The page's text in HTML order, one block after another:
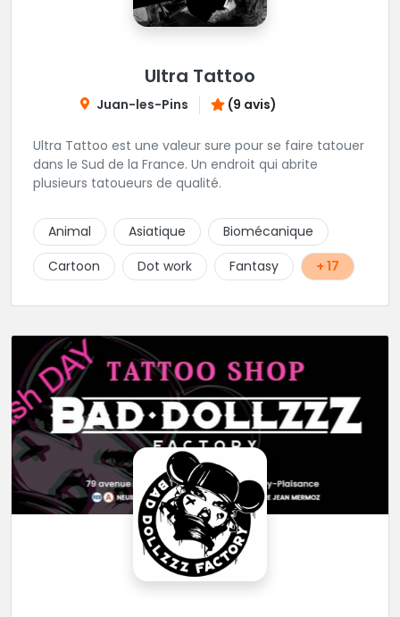
Ultra Tattoo
Juan-les-Pins (9 avis)
Ultra Tattoo est une valeur sure pour se faire tatouer
dans le Sud de la France. Un endroit qui abrite
plusieurs tatoueurs de qualité.
Animal Asiatique
Biomécanique
Cartoon
Dot work Fantasy + 17